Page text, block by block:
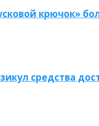
крючок»
средства